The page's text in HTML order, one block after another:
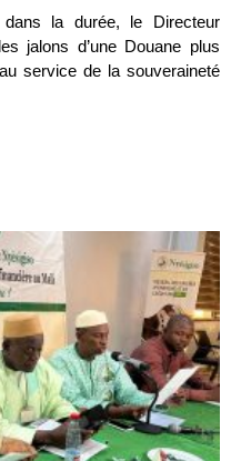
la durée, le Directeur
jalons d’une Douane plus
service de la souveraineté